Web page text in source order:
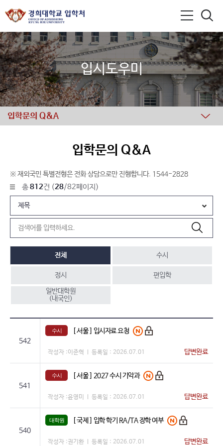
입시도우미
입학문의 Q&A
입학문의 Q&A
※ 재외국민 특별전형은 전화 상담으로만 진행합니다. 1544-2828
총812건 (28/82페이지)
전체 수시
정시 편입학
일반대학원
(내국인)
542
수시 [ 서울 ] 입시자료 요청
답변완료
작성자 :이준혁 등록일 : 2026.07.01
541
수시 [ 서울 ] 2027 수시 기악과
답변완료
작성자 :윤영미 등록일 : 2026.07.01
540
대학원 [ 국제 ] 입학 학기 RA/TA 장학 여부
답변완료
작성자 :권기환 등록일 : 2026.07.01